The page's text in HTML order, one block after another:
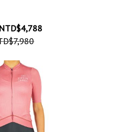
NTD$4,788